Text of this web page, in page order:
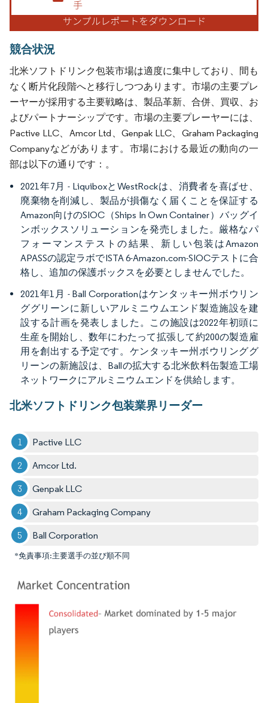
競合状況
北米ソフトドリンク包装市場は適度に集中しており、間も
なく断片化段階へと移行しつつあります。市場の主要プレ
ーヤーが採用する主要戦略は、製品革新、合併、買収、お
よびパートナーシップです。市場の主要プレーヤーには、
Pactive LLC、Amcor Ltd、Genpak LLC、Graham Packaging
Companyなどがあります。市場における最近の動向の一
部は以下の通りです：。
2021年7月 - LiquiboxとWestRockは、消費者を喜ばせ、
廃棄物を削減し、製品が損傷なく届くことを保証する
Amazon向けのSIOC（Ships In Own Container）バッグイ
ンボックスソリューションを発売しました。厳格なパ
フォーマンステストの結果、新しい包装はAmazon
APASSの認定ラボでISTA 6-Amazon.com-SIOCテストに合
格し、追加の保護ボックスを必要としませんでした。
2021年1月 - Ball Corporationはケンタッキー州ボウリン
ググリーンに新しいアルミニウムエンド製造施設を建
設する計画を発表しました。この施設は2022年初頭に
生産を開始し、数年にわたって拡張して約200の製造雇
用を創出する予定です。ケンタッキー州ボウリンググ
リーンの新施設は、Ballの拡大する北米飲料缶製造工場
ネットワークにアルミニウムエンドを供給します。
北米ソフトドリンク包装業界リーダー
Pactive LLC
Amcor Ltd.
Genpak LLC
Graham Packaging Company
Ball Corporation
*免責事項:主要選手の並び順不同